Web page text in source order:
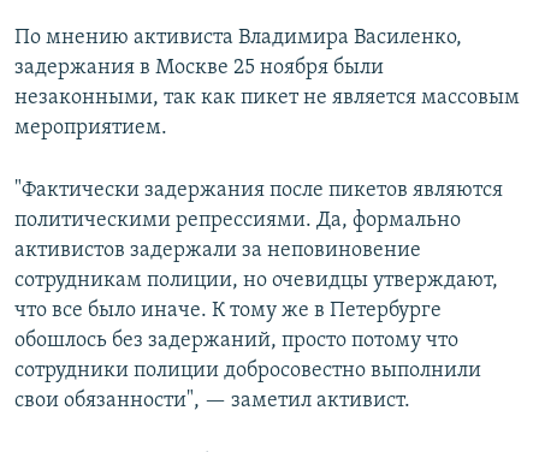
По мнению активиста Владимира Василенко,
задержания в Москве 25 ноября были
незаконными, так как пикет не является массовым
мероприятием.
"Фактически задержания после пикетов являются
политическими репрессиями. Да, формально
активистов задержали за неповиновение
сотрудникам полиции, но очевидцы утверждают,
что все было иначе. К тому же в Петербурге
обошлось без задержаний, просто потому что
сотрудники полиции добросовестно выполнили
свои обязанности", — заметил активист.